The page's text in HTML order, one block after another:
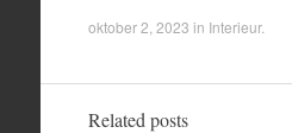
oktober 2, 2023 in Interieur.
Related posts